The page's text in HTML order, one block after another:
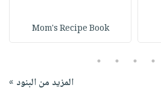
Mom's Recipe Book
2
3
4
5
المزيد من البنود »